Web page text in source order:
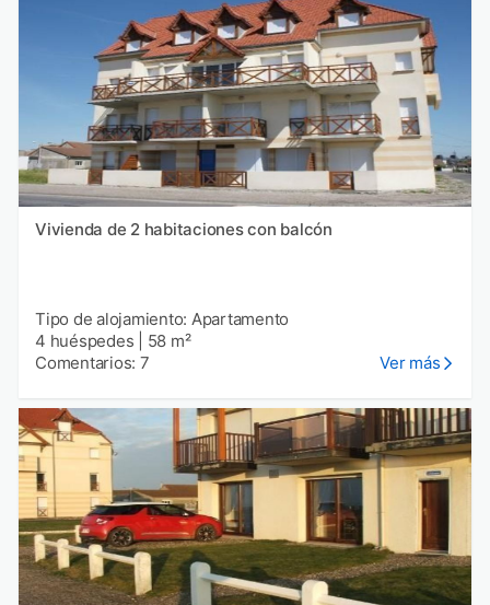
Vivienda de 2 habitaciones con balcón
Tipo de alojamiento: Apartamento
4 huéspedes
58 m²
Comentarios: 7
Ver más